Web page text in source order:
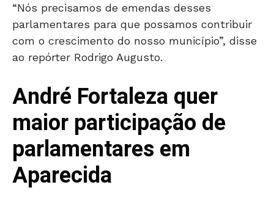
“Nós precisamos de emendas desses
parlamentares para que possamos contribuir
com o crescimento do nosso município”, disse
ao repórter Rodrigo Augusto.
André Fortaleza quer
maior participação de
parlamentares em
Aparecida